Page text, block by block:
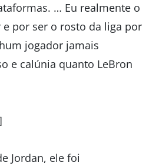
… Eu realmente o
por ser o rosto da liga por
jogador jamais
e calúnia quanto LeBron
Jordan, ele foi